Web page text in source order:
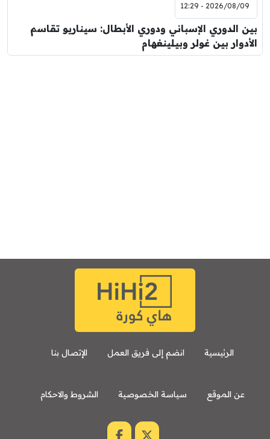
2026/08/09 - 12:29
بين الدوري الإسباني ودوري الأبطال: سيناريو تقاسم
الأدوار بين غولر وبيلينغهام
الرئيسية انضم إلى فريق العمل الإتصال بنا
عن الموقع سياسة الخصوصية الشروط والاحكام